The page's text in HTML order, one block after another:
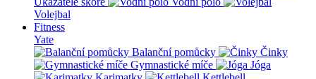
Volejbal
Fitness
Yate
Balanční pomůcky
Činky
Gymnastické míče
Jóga